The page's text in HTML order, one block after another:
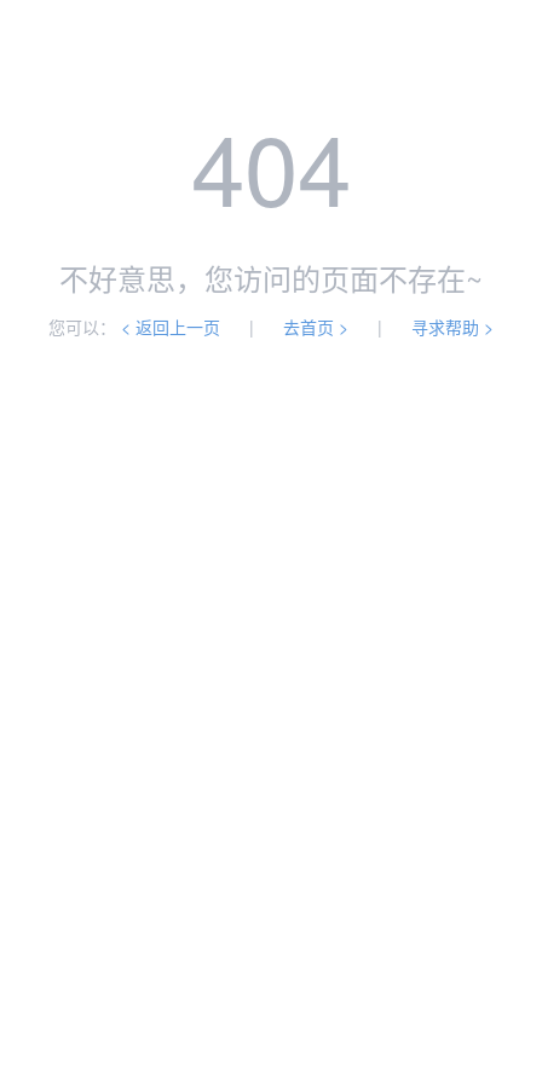
404
不好意思，您访问的页面不存在~
您可以： < 返回上一页 | 去首页 > | 寻求帮助 >